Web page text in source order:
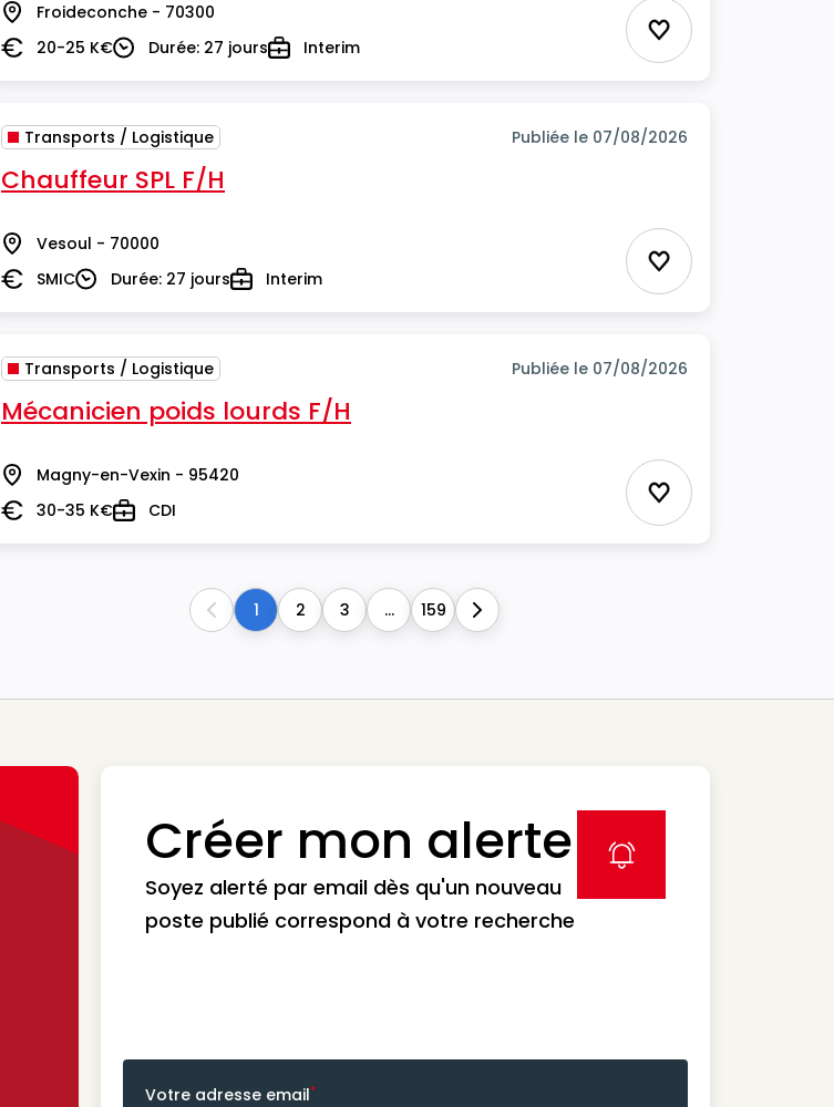
Lieu Froideconche - 70300
Salaire20-25 K€DuréeDurée: 27 joursTypeInterim Ajouter aux
Transports / Logistique Publiée le 07/08/2026
Chauffeur SPL F/H
Lieu Vesoul - 70000
Salaire
SMICDuréeDurée: 27 joursTypeInterim Ajouter aux
Transports / Logistique Publiée le 07/08/2026
Mécanicien poids lourds F/H
Lieu Magny-en-Vexin - 95420
Salaire30-35 K€TypeCDI Ajouter aux
Previous
1 2 3 ... 159 Next
Créer mon alerte
Soyez alerté par email dès qu'un nouveau
poste publié correspond à votre recherche
label icon
Votre adresse email*